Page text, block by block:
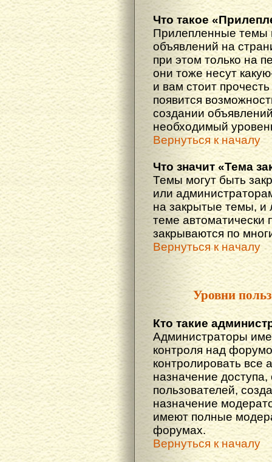
Что такое
Прилепленные темы
объявлений на
при этом только на
они тоже несут
и вам стоит
появится
создании
необходимый
Вернуться к началу
Что значит «Тема
Темы могут быть
или
на закрытые темы, и
теме автоматически
закрываются по
Вернуться к началу
Уровни
Кто такие
Администраторы
контроля над
контролировать все
назначение
пользователей,
назначение
имеют полные
форумах.
Вернуться к началу